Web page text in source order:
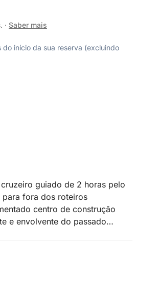
· Saber mais
início da sua reserva (excluindo
guiado de 2 horas pelo
para fora dos roteiros
centro de construção
e envolvente do passado
seguimos em direção à ilha. Ao
o boom industrial que